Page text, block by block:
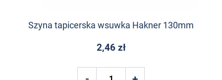
Szyna tapicerska wsuwka Hakner 130mm
2,46 zł